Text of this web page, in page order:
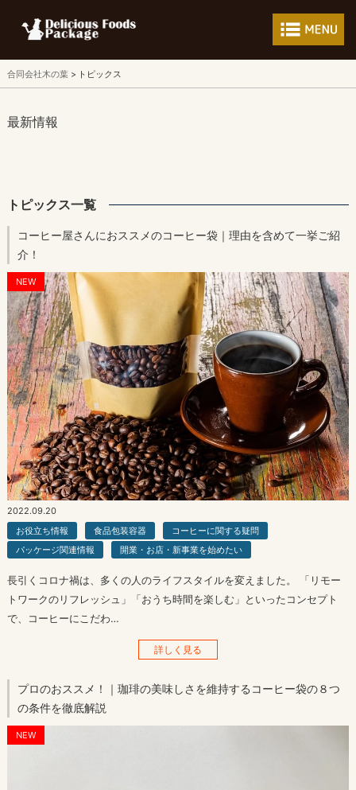
フードパッケー
合同会社木の葉 トピックス
最新情報
トピックス一覧
コーヒー屋さんにおススメのコーヒー袋｜理由を含めて一挙ご紹
介！
NEW
2022.09.20
お役立ち情報
食品包装容器
コーヒーに関する疑問
パッケージ関連情報
開業・お店・新事業を始めたい
長引くコロナ禍は、多くの人のライフスタイルを変えました。 「リモー
トワークのリフレッシュ」「おうち時間を楽しむ」といったコンセプト
で、コーヒーにこだわ…
詳しく見る
プロのおススメ！｜珈琲の美味しさを維持するコーヒー袋の８つ
の条件を徹底解説
NEW